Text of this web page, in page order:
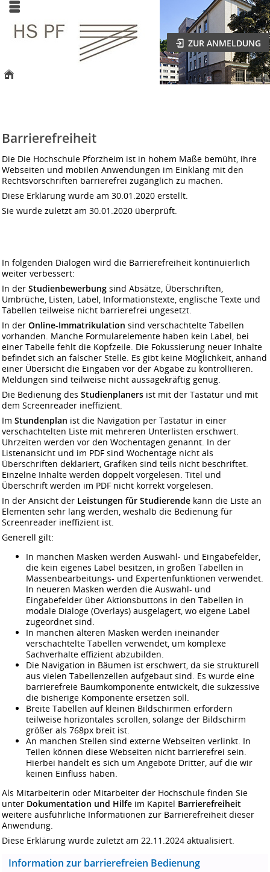
ZUR ANMELDUNG
Barrierefreiheit
Die Die Hochschule Pforzheim ist in hohem Maße bemüht, ihre
Webseiten und mobilen Anwendungen im Einklang mit den
Rechtsvorschriften barrierefrei zugänglich zu machen.
Diese Erklärung wurde am 30.01.2020 erstellt.
Sie wurde zuletzt am 30.01.2020 überprüft.
In folgenden Dialogen wird die Barrierefreiheit kontinuierlich
weiter verbessert:
In der Studienbewerbung sind Absätze, Überschriften,
Umbrüche, Listen, Label, Informationstexte, englische Texte und
Tabellen teilweise nicht barrierefrei ungesetzt.
In der Online-Immatrikulation sind verschachtelte Tabellen
vorhanden. Manche Formularelemente haben kein Label, bei
einer Tabelle fehlt die Kopfzeile. Die Fokussierung neuer Inhalte
befindet sich an falscher Stelle. Es gibt keine Möglichkeit, anhand
einer Übersicht die Eingaben vor der Abgabe zu kontrollieren.
Meldungen sind teilweise nicht aussagekräftig genug.
Die Bedienung des Studienplaners ist mit der Tastatur und mit
dem Screenreader ineffizient.
Im Stundenplan ist die Navigation per Tastatur in einer
verschachtelten Liste mit mehreren Unterlisten erschwert.
Uhrzeiten werden vor den Wochentagen genannt. In der
Listenansicht und im PDF sind Wochentage nicht als
Überschriften deklariert, Grafiken sind teils nicht beschriftet.
Einzelne Inhalte werden doppelt vorgelesen. Titel und
Überschrift werden im PDF nicht korrekt vorgelesen.
In der Ansicht der Leistungen für Studierende kann die Liste an
Elementen sehr lang werden, weshalb die Bedienung für
Screenreader ineffizient ist.
Generell gilt:
In manchen Masken werden Auswahl- und Eingabefelder,
die kein eigenes Label besitzen, in großen Tabellen in
Massenbearbeitungs- und Expertenfunktionen verwendet.
In neueren Masken werden die Auswahl- und
Eingabefelder über Aktionsbuttons in den Tabellen in
modale Dialoge (Overlays) ausgelagert, wo eigene Label
zugeordnet sind.
In manchen älteren Masken werden ineinander
verschachtelte Tabellen verwendet, um komplexe
Sachverhalte effizient abzubilden.
Die Navigation in Bäumen ist erschwert, da sie strukturell
aus vielen Tabellenzellen aufgebaut sind. Es wurde eine
barrierefreie Baumkomponente entwickelt, die sukzessive
die bisherige Komponente ersetzen soll.
Breite Tabellen auf kleinen Bildschirmen erfordern
teilweise horizontales scrollen, solange der Bildschirm
größer als 768px breit ist.
An manchen Stellen sind externe Webseiten verlinkt. In
Teilen können diese Webseiten nicht barrierefrei sein.
Hierbei handelt es sich um Angebote Dritter, auf die wir
keinen Einfluss haben.
Als Mitarbeiterin oder Mitarbeiter der Hochschule finden Sie
unter Dokumentation und Hilfe im Kapitel Barrierefreiheit
weitere ausführliche Informationen zur Barrierefreiheit dieser
Anwendung.
Diese Erklärung wurde zuletzt am 22.11.2024 aktualisiert.
Information zur barrierefreien Bedienung